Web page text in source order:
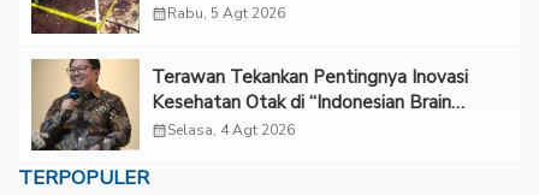
calendar_monthRabu, 5 Agt 2026
Terawan Tekankan Pentingnya Inovasi
Kesehatan Otak di “Indonesian Brain
Forum 2026 UPN Veteran Jakarta”
calendar_monthSelasa, 4 Agt 2026
TERPOPULER